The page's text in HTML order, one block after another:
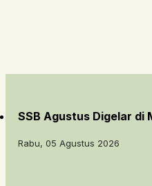
SSB Agustus Digelar di
Rabu, 05 Agustus 2026